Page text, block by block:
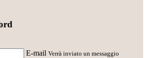
E-mail Verrà inviato un messaggio